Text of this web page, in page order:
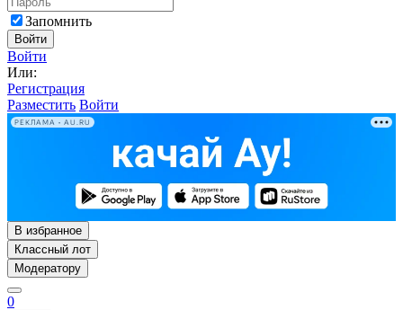
Запомнить
Войти
Войти
Или:
Регистрация
Разместить Войти
РЕКЛАМА • AU.RU
В избранное
Классный лот
Модератору
0